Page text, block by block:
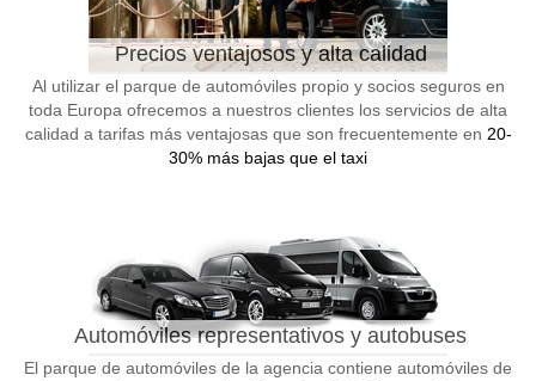
Precios ventajosos y alta calidad
Al utilizar el parque de automóviles propio y socios seguros en
toda Europa ofrecemos a nuestros clientes los servicios de alta
calidad a tarifas más ventajosas que son frecuentemente en 20-
30% más bajas que el taxi
Automóviles representativos y autobuses
El parque de automóviles de la agencia contiene automóviles de